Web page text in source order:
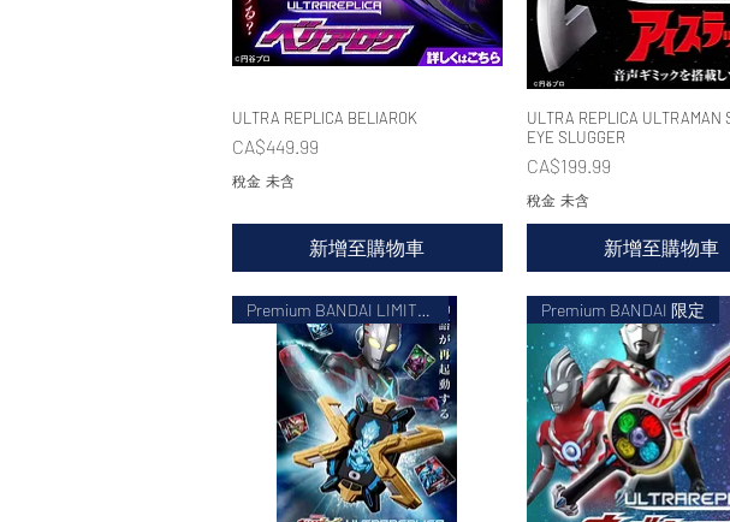
快速瀏覽
ULTRA REPLICA BELIAROK
價格
CA$449.99
稅金 未含
新增至購物車
快速瀏覽
ULTRA REPLICA ULTRAMAN
EYE SLUGGER
價格
CA$199.99
稅金 未含
新增至購物車
Premium BANDAI LIMITED Premium BANDAI 限定